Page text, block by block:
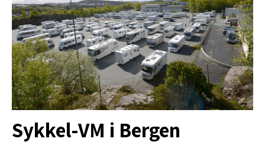
Sykkel-VM i Bergen